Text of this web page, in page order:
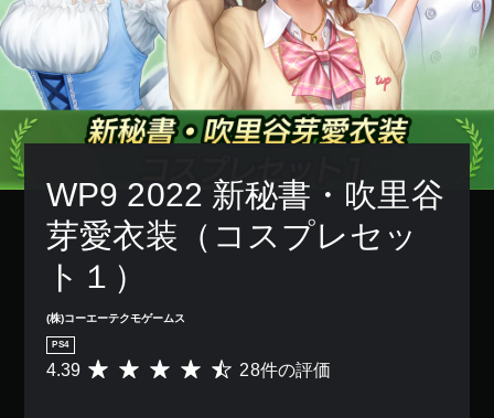
WP9 2022 新秘書・吹里谷
芽愛衣装（コスプレセッ
ト１）
(株)コーエーテクモゲームス
PS4
評
4.39 28件の評価